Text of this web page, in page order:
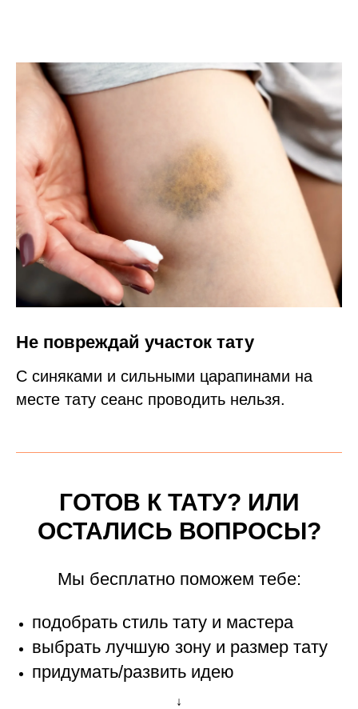
Не повреждай участок тату
С синяками и сильными царапинами на
месте тату сеанс проводить нельзя.
ГОТОВ К ТАТУ? ИЛИ
ОСТАЛИСЬ ВОПРОСЫ?
Мы бесплатно поможем тебе:
подобрать стиль тату и мастера
выбрать лучшую зону и размер тату
придумать/развить идею
↓